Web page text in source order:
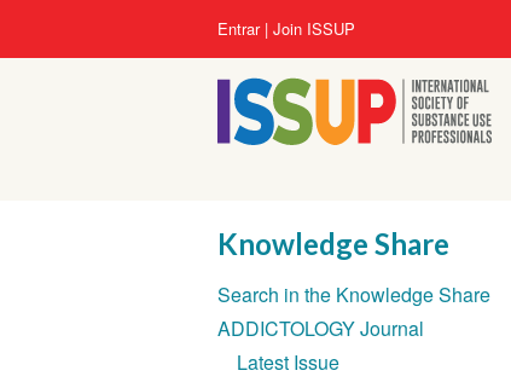
Menu
da
conta
do
usuário
Entrar Join ISSUP
Knowledge Share
Seção
de
Navegação
Search in the Knowledge Share
ADDICTOLOGY Journal
Latest Issue